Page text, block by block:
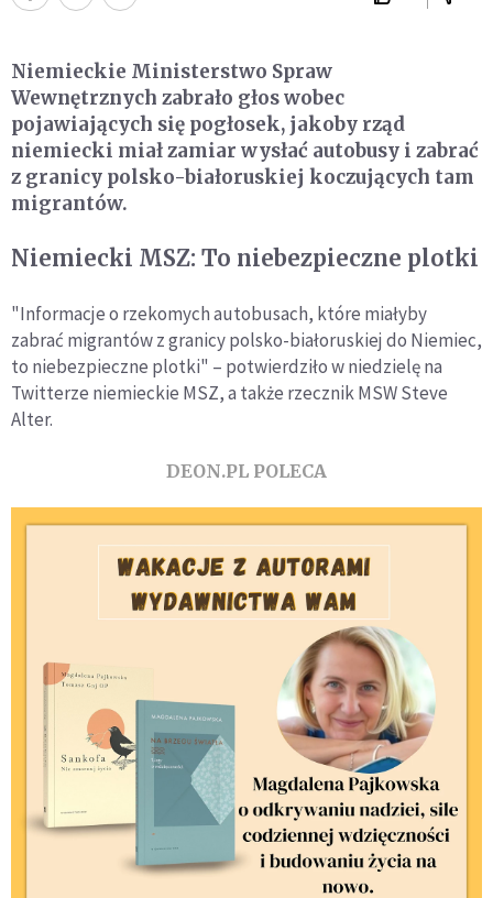
Niemieckie Ministerstwo Spraw
Wewnętrznych zabrało głos wobec
pojawiających się pogłosek, jakoby rząd
niemiecki miał zamiar wysłać autobusy i zabrać
z granicy polsko-białoruskiej koczujących tam
migrantów.
Niemiecki MSZ: To niebezpieczne plotki
"Informacje o rzekomych autobusach, które miałyby
zabrać migrantów z granicy polsko-białoruskiej do Niemiec,
to niebezpieczne plotki" – potwierdziło w niedzielę na
Twitterze niemieckie MSZ, a także rzecznik MSW Steve
Alter.
DEON.PL POLECA